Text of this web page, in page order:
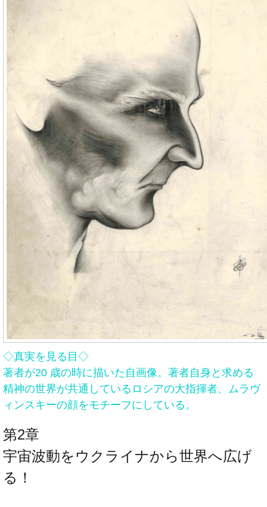
◇真実を見る目◇
著者が20 歳の時に描いた自画像。著者自身と求める
精神の世界が共通しているロシアの大指揮者、ムラヴ
ィンスキーの顔をモチーフにしている。
第2章
宇宙波動をウクライナから世界へ広げ
る！